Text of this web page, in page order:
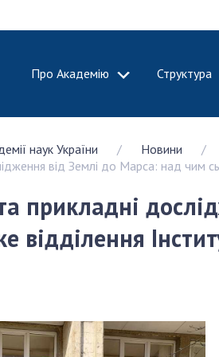
Про Академію Структура
Про Національну
академію наук
Історія НАН України
100-річчя
Національної
та почесні звання
НАН України
наук України
Новини
від Землі до Марса: над чим
прикладні
відділення